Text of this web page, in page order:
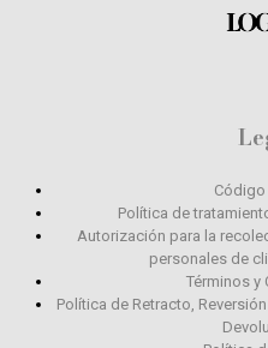
Código
Política de
Autorización para la
personales de
Términos y
Política de Retracto,